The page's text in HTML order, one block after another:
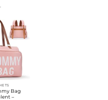
Bag
–